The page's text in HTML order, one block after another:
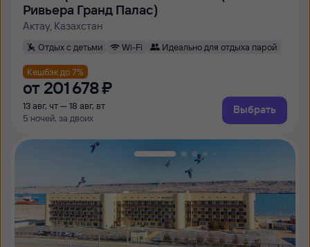
Ривьера Гранд Палас)
Актау, Казахстан
Отдых с детьми Wi-Fi Идеально для отдыха парой
Кешбэк до 7%
от 201 ⁠678 ⁠₽
13 авг, чт — 18 авг, вт
5 ночей, за двоих
Выбрать